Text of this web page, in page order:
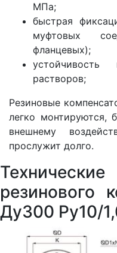
МПа;
быстрая
муфтовых
фланцевых);
растворов;
Резиновые
легко монтируются,
внешнему
прослужит долго.
резинового
Ду300 Ру10/